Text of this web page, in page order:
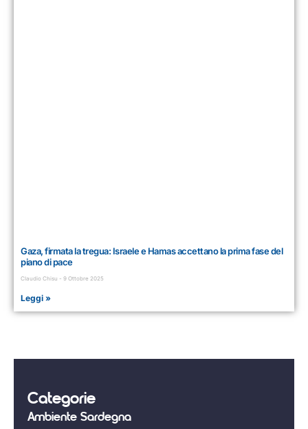
Gaza, firmata la tregua: Israele e Hamas accettano la prima fase del
piano di pace
Claudio Chisu 9 Ottobre 2025
Leggi »
Categorie
Ambiente Sardegna